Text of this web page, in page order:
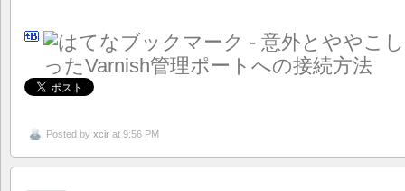
Posted by xcir at 9:56 PM